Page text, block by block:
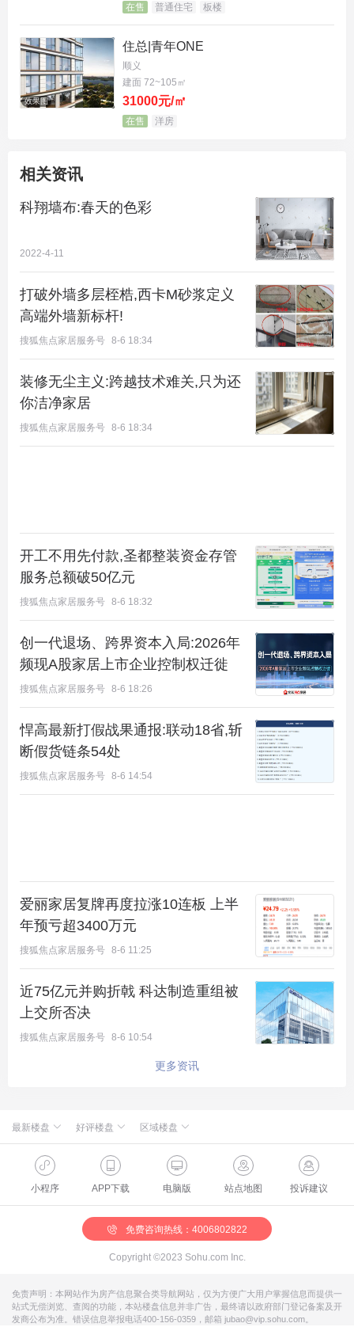
在售 普通住宅 板楼
效果图
住总|青年ONE
顺义
建面 72~105㎡
31000元/㎡
在售 洋房
相关资讯
科翔墙布:春天的色彩
2022-4-11
打破外墙多层桎梏,西卡M砂浆定义
高端外墙新标杆!
搜狐焦点家居服务号 8-6 18:34
装修无尘主义:跨越技术难关,只为还
你洁净家居
搜狐焦点家居服务号 8-6 18:34
开工不用先付款,圣都整装资金存管
服务总额破50亿元
搜狐焦点家居服务号 8-6 18:32
创一代退场、跨界资本入局:2026年
频现A股家居上市企业控制权迁徙
搜狐焦点家居服务号 8-6 18:26
悍高最新打假战果通报:联动18省,斩
断假货链条54处
搜狐焦点家居服务号 8-6 14:54
爱丽家居复牌再度拉涨10连板 上半
年预亏超3400万元
搜狐焦点家居服务号 8-6 11:25
近75亿元并购折戟 科达制造重组被
上交所否决
搜狐焦点家居服务号 8-6 10:54
更多资讯
最新楼盘 好评楼盘 区域楼盘
绿城·朗月和风 新航城世界映
怀柔国贤府
缦合北京
懋源·騴橒臺
北京城建·文华知筑
北京城建·和知筑|铂瑞
北京建工·嘉棠雅序
国樾天颂
北京楼盘
石景山楼盘
昌平楼盘
大兴楼盘
房山楼盘
朝阳楼盘
通州楼盘
桃源新都孔雀城 华银天鹅湖
温泉新都孔雀城
中海北京世家
燕都古城·和园
中冶兴隆新城·红石郡
路劲阳光城
富力和园
小程序 APP下载 电脑版 站点地图 投诉建议
免费咨询热线：4006802822
Copyright ©2023 Sohu.com Inc.
免责声明：本网站作为房产信息聚合类导航网站，仅为方便广大用户掌握信息而提供一
站式无偿浏览、查阅的功能，本站楼盘信息并非广告，最终请以政府部门登记备案及开
发商公布为准。错误信息举报电话400-156-0359，邮箱 jubao@vip.sohu.com。